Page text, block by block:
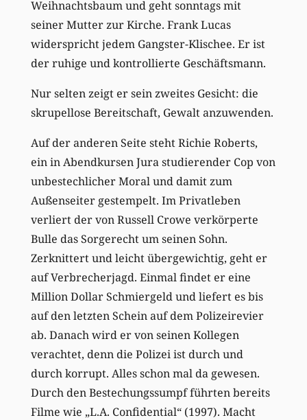
Weihnachtsbaum und geht sonntags mit
seiner Mutter zur Kirche. Frank Lucas
widerspricht jedem Gangster-Klischee. Er ist
der ruhige und kontrollierte Geschäftsmann.
Nur selten zeigt er sein zweites Gesicht: die
skrupellose Bereitschaft, Gewalt anzuwenden.
Auf der anderen Seite steht Richie Roberts,
ein in Abendkursen Jura studierender Cop von
unbestechlicher Moral und damit zum
Außenseiter gestempelt. Im Privatleben
verliert der von Russell Crowe verkörperte
Bulle das Sorgerecht um seinen Sohn.
Zerknittert und leicht übergewichtig, geht er
auf Verbrecherjagd. Einmal findet er eine
Million Dollar Schmiergeld und liefert es bis
auf den letzten Schein auf dem Polizeirevier
ab. Danach wird er von seinen Kollegen
verachtet, denn die Polizei ist durch und
durch korrupt. Alles schon mal da gewesen.
Durch den Bestechungssumpf führten bereits
Filme wie „L.A. Confidential“ (1997). Macht